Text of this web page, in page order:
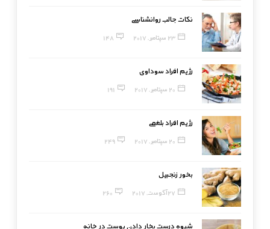
نکات جالب روانشناسی
23 سپتامبر, 2017 148
رژیم افراد سوداوی
20 سپتامبر, 2017 191
رژیم افراد بلغمی
20 سپتامبر, 2017 249
بخور زنجبیل
27 آگوست, 2017 260
شیوه درست بخار دادن پوست در خانه